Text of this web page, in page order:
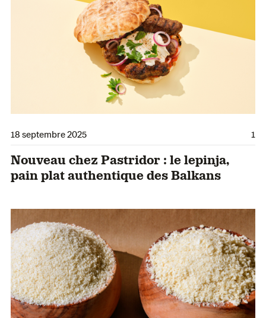
18 septembre 2025 1
Nouveau chez Pastridor : le lepinja,
pain plat authentique des Balkans